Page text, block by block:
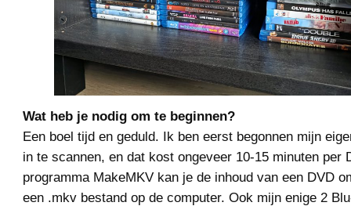
Wat heb je nodig om te beginnen?
Een boel tijd en geduld. Ik ben eerst begonnen mijn
in te scannen, en dat kost ongeveer 10-15 minuten per
programma MakeMKV kan je de inhoud van een DVD
een .mkv bestand op de computer. Ook mijn enige 2